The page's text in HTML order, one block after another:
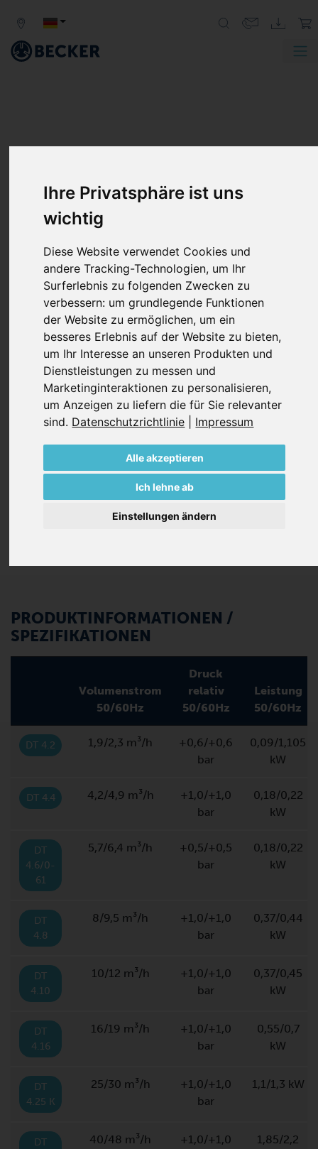
Ihre Privatsphäre ist uns
wichtig
Diese Website verwendet Cookies und
andere Tracking-Technologien, um Ihr
Surferlebnis zu folgenden Zwecken zu
verbessern: um grundlegende Funktionen
der Website zu ermöglichen, um ein
besseres Erlebnis auf der Website zu bieten,
um Ihr Interesse an unseren Produkten und
Dienstleistungen zu messen und
Marketinginteraktionen zu personalisieren,
um Anzeigen zu liefern die für Sie relevanter
sind. Datenschutzrichtlinie Impressum
Alle akzeptieren
Ich lehne ab
Einstellungen ändern
DT BAUREIHE
DREHSCHIEBER-VERDICHTER,
TROCKENLAUFEND
Becker-Kompressoren der DT Baureihe sind
trockenlaufende Niederdruck-Verdrängerpumpen, die
für den Dauerbetrieb bei jedem Druckniveau zwischen
einer freien Ansaugung bis zu +1,0 bar ausgelegt sind.
Die ölfreien Drehschieberpumpen der DT Serie
verwenden selbstschmierende Schieber aus einem
Graphitverbundstoff, die speziell für Becker-Pumpen
entwickelt wurden. Es muss kein Öl gewechselt werden
und es ist nur eine minimale Wartung erforderlich.
Eingebauter, großer Ansaugfilter
Druckregulierventil
Schwingungsdämpfer
PRODUKTINFORMATIONEN /
SPEZIFIKATIONEN
Volumenstrom
50/60Hz
Druck
relativ
50/60Hz
Leistung
50/60Hz
DT 4.2 1,9/2,3 m³/h
+0,6/+0,6
bar
0,09/1,105
kW
DT 4.4 4,2/4,9 m³/h
+1,0/+1,0
bar
0,18/0,22
kW
DT
4.6/0-
61
5,7/6,4 m³/h
+0,5/+0,5
bar
0,18/0,22
kW
DT
4.8
8/9,5 m³/h
+1,0/+1,0
bar
0,37/0,44
kW
DT
4.10
10/12 m³/h
+1,0/+1,0
bar
0,37/0,45
kW
DT
4.16
16/19 m³/h
+1,0/+1,0
bar
0,55/0,7
kW
DT
4.25 K
25/30 m³/h
+1,0/+1,0
bar
1,1/1,3 kW
DT
40/48 m³/h
+1,0/+1,0
1,85/2,2